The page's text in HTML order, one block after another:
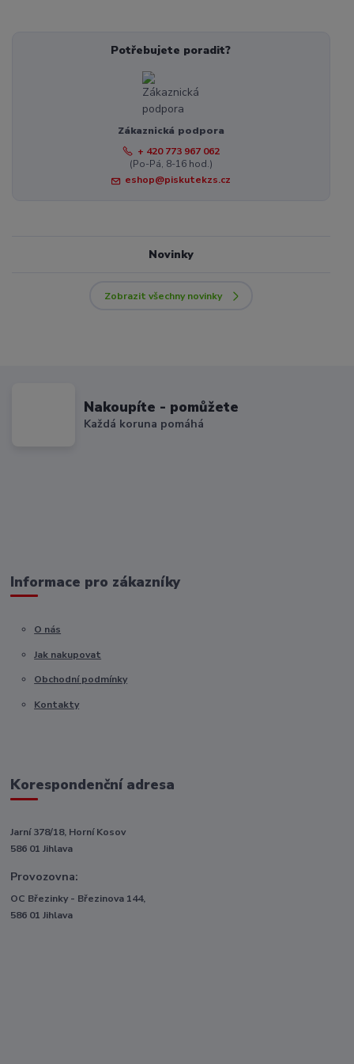
Potřebujete poradit?
Zákaznická podpora
+ 420 773 967 062
(Po-Pá, 8-16 hod.)
eshop@piskutekzs.cz
Novinky
Zobrazit všechny novinky
Nakoupíte - pomůžete
Každá koruna pomáhá
Informace pro zákazníky
O nás
Jak nakupovat
Obchodní podmínky
Kontakty
Korespondenční adresa
Jarní 378/18, Horní Kosov
586 01 Jihlava
Provozovna:
OC Březinky - Březinova 144,
586 01 Jihlava